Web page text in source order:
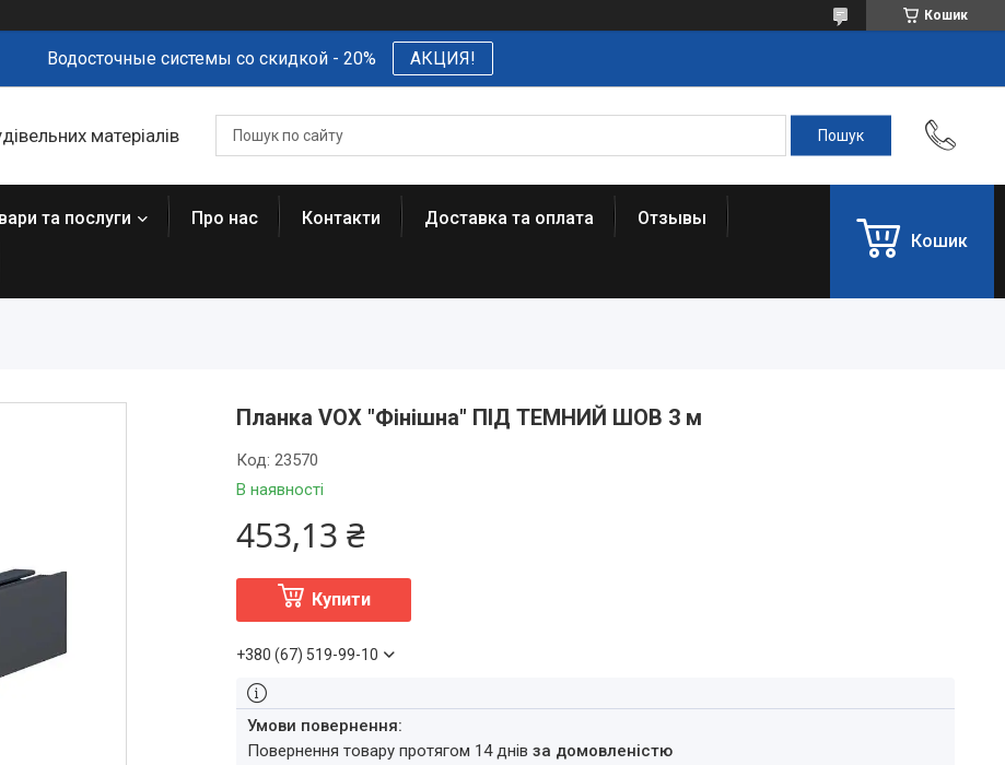
Кошик
Водосточные системы со скидкой - 20% АКЦИЯ!
матеріалів
та послуги Про нас Контакти Доставка та оплата Отзывы
Кошик
Планка VOX "Фінішна" ПІД ТЕМНИЙ ШОВ 3 м
В наявності
Код:23570
453,13 ₴
Купити
+380 (67) 519-99-10
повернення товару протягом 14 днівза домовленістю